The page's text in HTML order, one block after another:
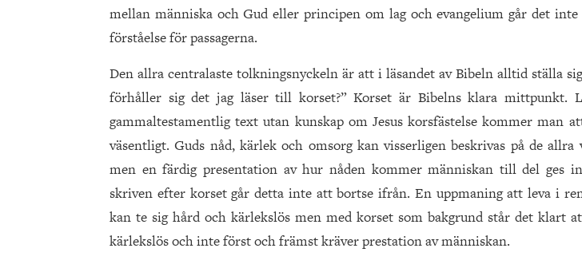
mellan människa och Gud eller principen om lag och evangelium går det
förståelse för passagerna.
Den allra centralaste tolkningsnyckeln är att i läsandet av Bibeln alltid ställa
förhåller sig det jag läser till korset?” Korset är Bibelns klara mittpunkt.
gammaltestamentlig text utan kunskap om Jesus korsfästelse kommer man
väsentligt. Guds nåd, kärlek och omsorg kan visserligen beskrivas på de allra
men en färdig presentation av hur nåden kommer människan till del ges
skriven efter korset går detta inte att bortse ifrån. En uppmaning att leva i
kan te sig hård och kärlekslös men med korset som bakgrund står det klart
kärlekslös och inte först och främst kräver prestation av människan.